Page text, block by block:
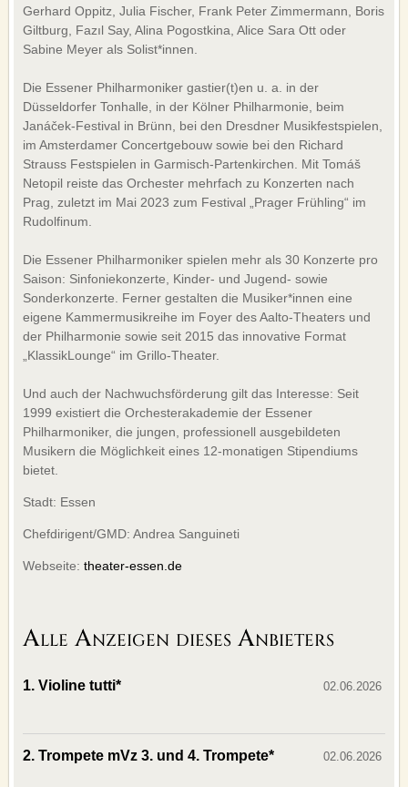
Gerhard Oppitz, Julia Fischer, Frank Peter Zimmermann, Boris
Giltburg, Fazıl Say, Alina Pogostkina, Alice Sara Ott oder
Sabine Meyer als Solist*innen.
Die Essener Philharmoniker gastier(t)en u. a. in der
Düsseldorfer Tonhalle, in der Kölner Philharmonie, beim
Janáček-Festival in Brünn, bei den Dresdner Musikfestspielen,
im Amsterdamer Concertgebouw sowie bei den Richard
Strauss Festspielen in Garmisch-Partenkirchen. Mit Tomáš
Netopil reiste das Orchester mehrfach zu Konzerten nach
Prag, zuletzt im Mai 2023 zum Festival „Prager Frühling“ im
Rudolfinum.
Die Essener Philharmoniker spielen mehr als 30 Konzerte pro
Saison: Sinfoniekonzerte, Kinder- und Jugend- sowie
Sonderkonzerte. Ferner gestalten die Musiker*innen eine
eigene Kammermusikreihe im Foyer des Aalto-Theaters und
der Philharmonie sowie seit 2015 das innovative Format
„KlassikLounge“ im Grillo-Theater.
Und auch der Nachwuchsförderung gilt das Interesse: Seit
1999 existiert die Orchesterakademie der Essener
Philharmoniker, die jungen, professionell ausgebildeten
Musikern die Möglichkeit eines 12-monatigen Stipendiums
bietet.
Stadt: Essen
Chefdirigent/GMD: Andrea Sanguineti
Webseite: theater-essen.de
Alle Anzeigen dieses Anbieters
1. Violine tutti* 02.06.2026
2. Trompete mVz 3. und 4. Trompete* 02.06.2026